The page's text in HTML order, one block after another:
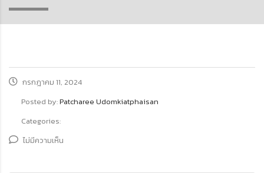
กรกฎาคม 11, 2024
Posted by:Patcharee Udomkiatphaisan
Categories:
ไม่มีความเห็น